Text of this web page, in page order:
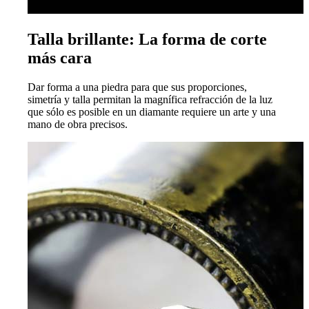
Talla brillante: La forma de corte
más cara
Dar forma a una piedra para que sus proporciones,
simetría y talla permitan la magnífica refracción de la luz
que sólo es posible en un diamante requiere un arte y una
mano de obra precisos.